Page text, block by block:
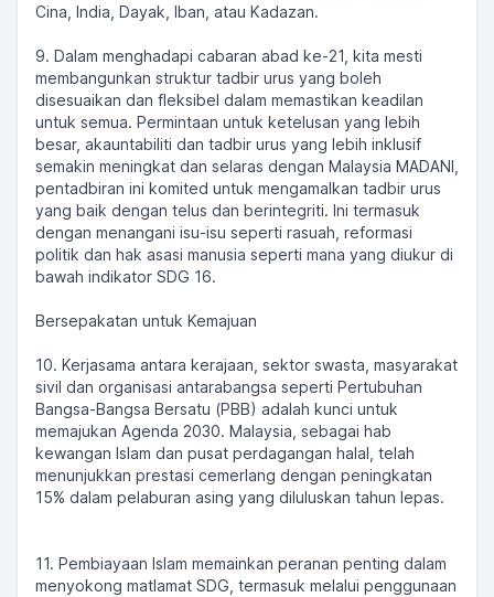
Cina, India, Dayak, Iban, atau Kadazan.
9. Dalam menghadapi cabaran abad ke-21, kita mesti
membangunkan struktur tadbir urus yang boleh
disesuaikan dan fleksibel dalam memastikan keadilan
untuk semua. Permintaan untuk ketelusan yang lebih
besar, akauntabiliti dan tadbir urus yang lebih inklusif
semakin meningkat dan selaras dengan Malaysia MADANI,
pentadbiran ini komited untuk mengamalkan tadbir urus
yang baik dengan telus dan berintegriti. Ini termasuk
dengan menangani isu-isu seperti rasuah, reformasi
politik dan hak asasi manusia seperti mana yang diukur di
bawah indikator SDG 16.
Bersepakatan untuk Kemajuan
10. Kerjasama antara kerajaan, sektor swasta, masyarakat
sivil dan organisasi antarabangsa seperti Pertubuhan
Bangsa-Bangsa Bersatu (PBB) adalah kunci untuk
memajukan Agenda 2030. Malaysia, sebagai hab
kewangan Islam dan pusat perdagangan halal, telah
menunjukkan prestasi cemerlang dengan peningkatan
15% dalam pelaburan asing yang diluluskan tahun lepas.
11. Pembiayaan Islam memainkan peranan penting dalam
menyokong matlamat SDG, termasuk melalui penggunaan